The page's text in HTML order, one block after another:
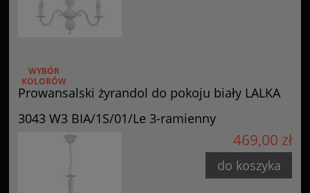
Prowansalski żyrandol do pokoju biały LALKA
3043 W3 BIA/1S/01/Le 3-ramienny
WYBÓR
KOLORÓW
469,00 zł
do koszyka